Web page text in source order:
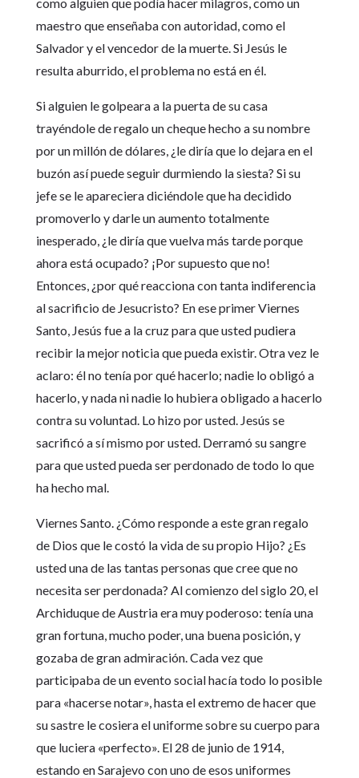
maestro que enseñaba con autoridad, como el
Salvador y el vencedor de la muerte. Si Jesús le
resulta aburrido, el problema no está en él.
Si alguien le golpeara a la puerta de su casa
trayéndole de regalo un cheque hecho a su nombre
por un millón de dólares, ¿le diría que lo dejara en el
buzón así puede seguir durmiendo la siesta? Si su
jefe se le apareciera diciéndole que ha decidido
promoverlo y darle un aumento totalmente
inesperado, ¿le diría que vuelva más tarde porque
ahora está ocupado? ¡Por supuesto que no!
Entonces, ¿por qué reacciona con tanta indiferencia
al sacrificio de Jesucristo? En ese primer Viernes
Santo, Jesús fue a la cruz para que usted pudiera
recibir la mejor noticia que pueda existir. Otra vez le
aclaro: él no tenía por qué hacerlo; nadie lo obligó a
hacerlo, y nada ni nadie lo hubiera obligado a hacerlo
contra su voluntad. Lo hizo por usted. Jesús se
sacrificó a sí mismo por usted. Derramó su sangre
para que usted pueda ser perdonado de todo lo que
ha hecho mal.
Viernes Santo. ¿Cómo responde a este gran regalo
de Dios que le costó la vida de su propio Hijo? ¿Es
usted una de las tantas personas que cree que no
necesita ser perdonada? Al comienzo del siglo 20, el
Archiduque de Austria era muy poderoso: tenía una
gran fortuna, mucho poder, una buena posición, y
gozaba de gran admiración. Cada vez que
participaba de un evento social hacía todo lo posible
para «hacerse notar», hasta el extremo de hacer que
su sastre le cosiera el uniforme sobre su cuerpo para
que luciera «perfecto». El 28 de junio de 1914,
estando en Sarajevo con uno de esos uniformes